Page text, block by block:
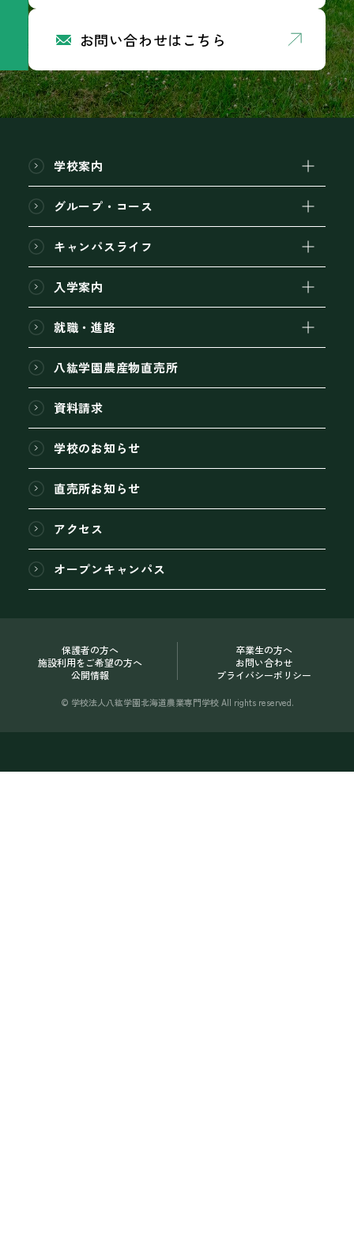
お問い合わせはこちら
学校案内
グループ・コース
キャンパスライフ
入学案内
就職・進路
八紘学園農産物直売所
資料請求
学校のお知らせ
直売所お知らせ
アクセス
オープンキャンパス
保護者の方へ
卒業生の方へ
施設利用をご希望の方へ
お問い合わせ
公開情報
プライバシーポリシー
© 学校法人八紘学園北海道農業専門学校 All rights reserved.